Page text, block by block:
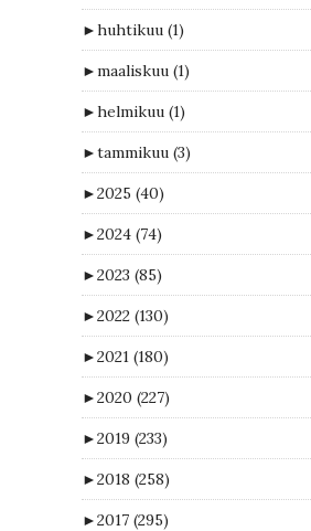
►huhtikuu (1)
►maaliskuu (1)
►helmikuu (1)
►tammikuu (3)
►2025 (40)
►2024 (74)
►2023 (85)
►2022 (130)
►2021 (180)
►2020 (227)
►2019 (233)
►2018 (258)
►2017 (295)